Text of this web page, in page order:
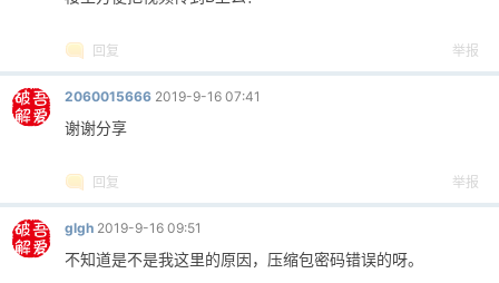
回复 举报
2060015666 2019-9-16 07:41
谢谢分享
回复 举报
glgh 2019-9-16 09:51
不知道是不是我这里的原因，压缩包密码错误的呀。